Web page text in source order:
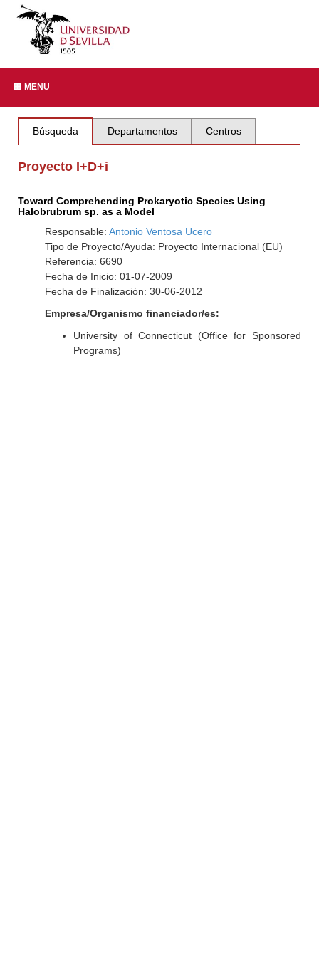
MENU
Búsqueda Departamentos Centros
Proyecto I+D+i
Toward Comprehending Prokaryotic Species Using
Halobrubrum sp. as a Model
Responsable: Antonio Ventosa Ucero
Tipo de Proyecto/Ayuda: Proyecto Internacional (EU)
Referencia: 6690
Fecha de Inicio: 01-07-2009
Fecha de Finalización: 30-06-2012
Empresa/Organismo financiador/es:
University of Connecticut (Office for Sponsored
Programs)